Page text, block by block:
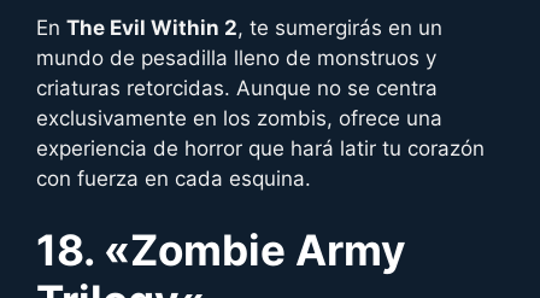
En The Evil Within 2, te sumergirás en un
mundo de pesadilla lleno de monstruos y
criaturas retorcidas. Aunque no se centra
exclusivamente en los zombis, ofrece una
experiencia de horror que hará latir tu corazón
con fuerza en cada esquina.
18. «Zombie Army